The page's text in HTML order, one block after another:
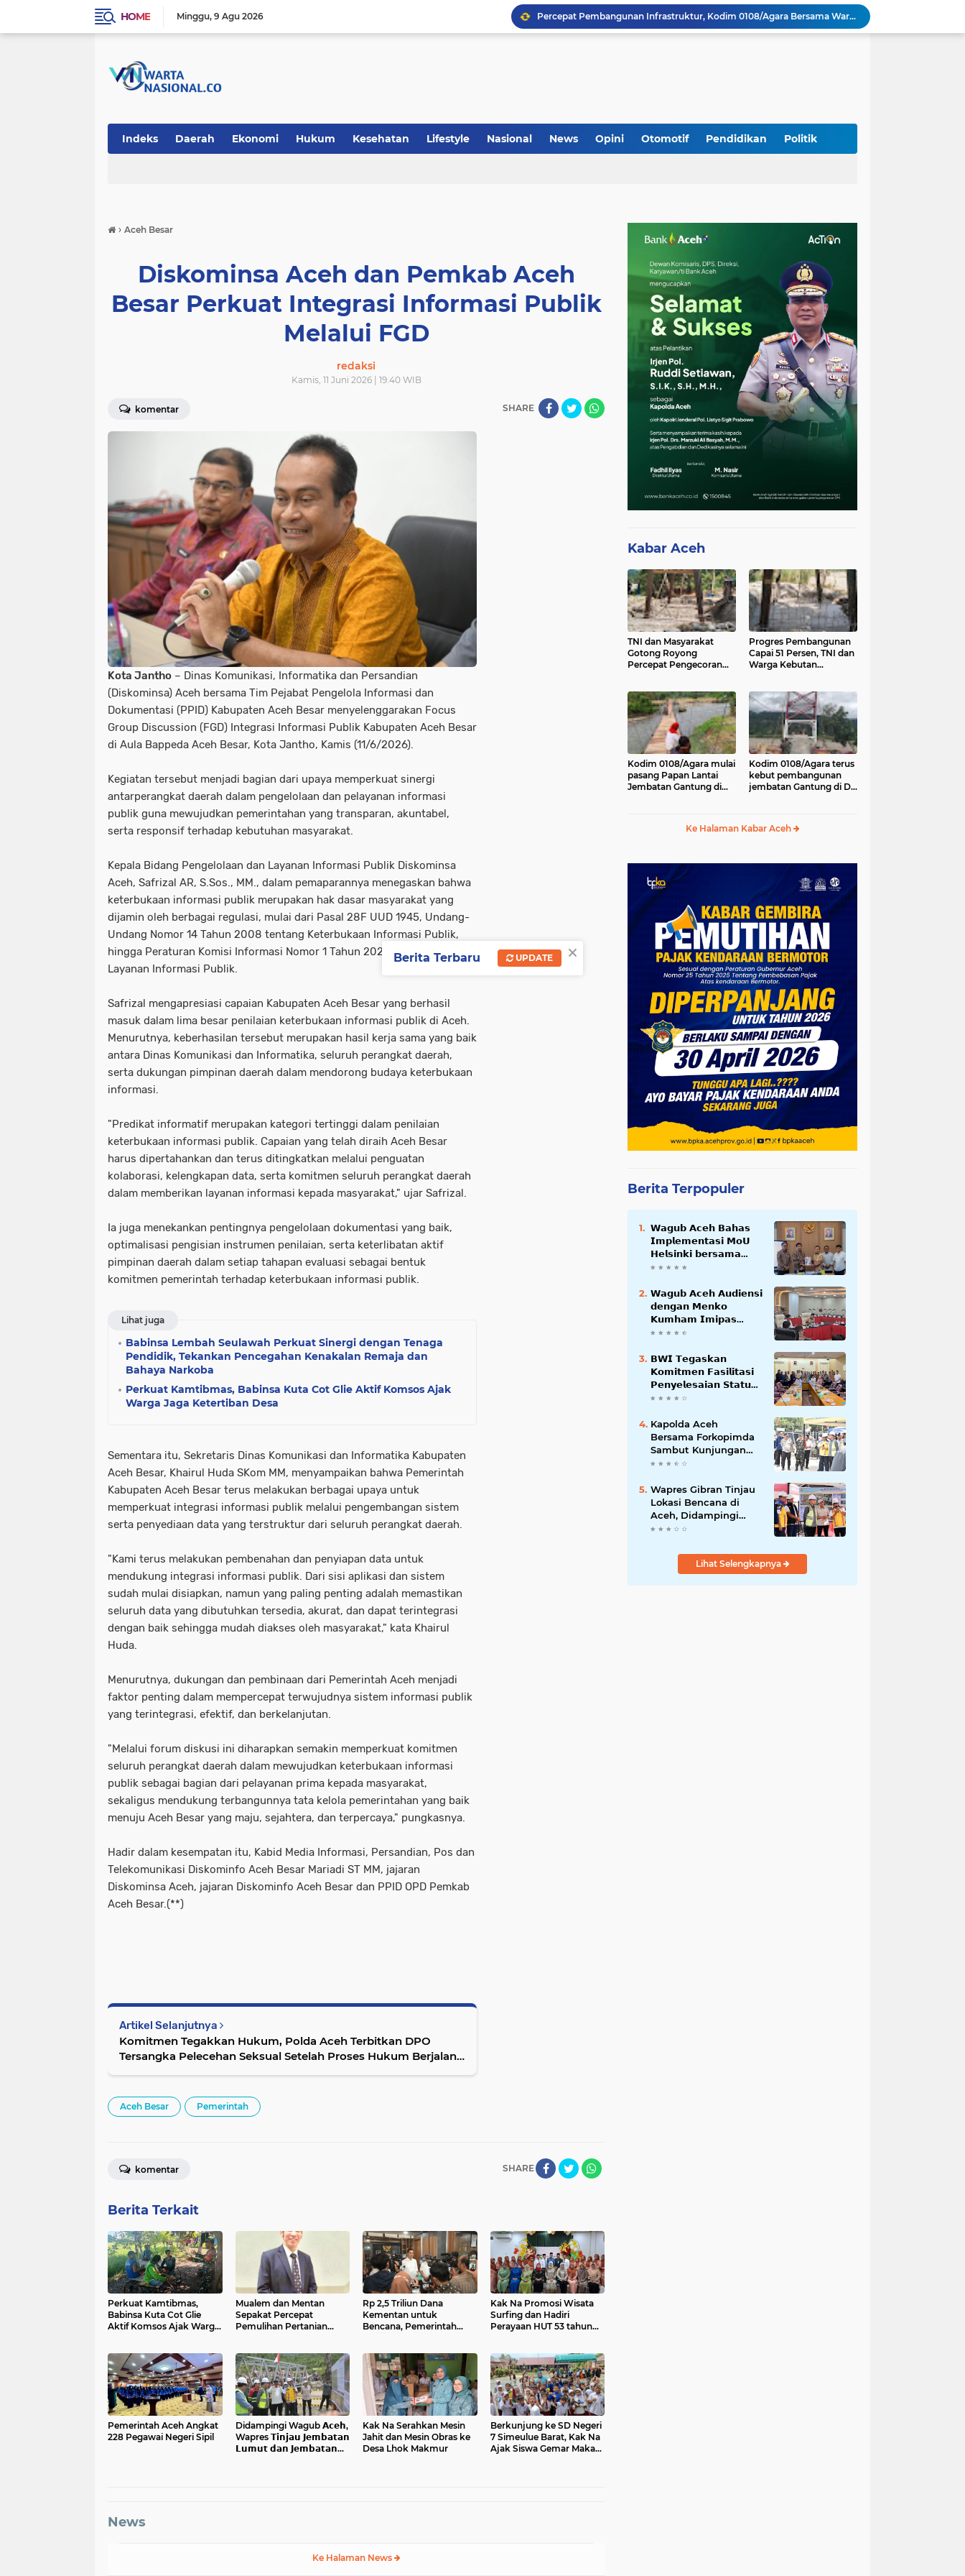
HOME Minggu 9 Agu 2026
Percepat Pembangunan Infrastruktur, Kodim 0108/Agara Bersama Warga Lanjutkan Pengerjaan Jembatan Gantung di Lawe Ger Ger, Aceh Tenggara
TNI dan Masyarakat Gotong Royong Percepat Pengecoran Lantai Jembatan Beton di Desa Bunga Melur Aceh Tenggara
Sambut HUT ke-81 RI, Koramil Lhoong Bersama Warga Gotong Royong Bersihkan Lingkungan
Indeks Daerah Ekonomi Hukum Kesehatan Lifestyle Nasional News Opini Otomotif Pendidikan Politik
› Aceh Besar
Diskominsa Aceh dan Pemkab Aceh
Besar Perkuat Integrasi Informasi Publik
Melalui FGD
redaksi
Kamis, 11 Juni 2026 | 19.40 WIB
komentar SHARE
Kota Jantho – Dinas Komunikasi, Informatika dan Persandian
(Diskominsa) Aceh bersama Tim Pejabat Pengelola Informasi dan
Dokumentasi (PPID) Kabupaten Aceh Besar menyelenggarakan Focus
Group Discussion (FGD) Integrasi Informasi Publik Kabupaten Aceh Besar
di Aula Bappeda Aceh Besar, Kota Jantho, Kamis (11/6/2026).
Kegiatan tersebut menjadi bagian dari upaya memperkuat sinergi
antarperangkat daerah dalam pengelolaan dan pelayanan informasi
publik guna mewujudkan pemerintahan yang transparan, akuntabel,
serta responsif terhadap kebutuhan masyarakat.
Kepala Bidang Pengelolaan dan Layanan Informasi Publik Diskominsa
Aceh, Safrizal AR, S.Sos., MM., dalam pemaparannya menegaskan bahwa
keterbukaan informasi publik merupakan hak dasar masyarakat yang
dijamin oleh berbagai regulasi, mulai dari Pasal 28F UUD 1945, Undang-
Undang Nomor 14 Tahun 2008 tentang Keterbukaan Informasi Publik,
hingga Peraturan Komisi Informasi Nomor 1 Tahun 2021 tentang Standar
Layanan Informasi Publik.
Safrizal mengapresiasi capaian Kabupaten Aceh Besar yang berhasil
masuk dalam lima besar penilaian keterbukaan informasi publik di Aceh.
Menurutnya, keberhasilan tersebut merupakan hasil kerja sama yang baik
antara Dinas Komunikasi dan Informatika, seluruh perangkat daerah,
serta dukungan pimpinan daerah dalam mendorong budaya keterbukaan
informasi.
"Predikat informatif merupakan kategori tertinggi dalam penilaian
keterbukaan informasi publik. Capaian yang telah diraih Aceh Besar
harus dipertahankan dan terus ditingkatkan melalui penguatan
kolaborasi, kelengkapan data, serta komitmen seluruh perangkat daerah
dalam memberikan layanan informasi kepada masyarakat," ujar Safrizal.
Ia juga menekankan pentingnya pengelolaan dokumentasi yang baik,
optimalisasi pengisian instrumen penilaian, serta keterlibatan aktif
pimpinan daerah dalam setiap tahapan evaluasi sebagai bentuk
komitmen pemerintah terhadap keterbukaan informasi publik.
Lihat juga
Babinsa Lembah Seulawah Perkuat Sinergi dengan Tenaga
Pendidik, Tekankan Pencegahan Kenakalan Remaja dan
Bahaya Narkoba
Perkuat Kamtibmas, Babinsa Kuta Cot Glie Aktif Komsos Ajak
Warga Jaga Ketertiban Desa
Sementara itu, Sekretaris Dinas Komunikasi dan Informatika Kabupaten
Aceh Besar, Khairul Huda SKom MM, menyampaikan bahwa Pemerintah
Kabupaten Aceh Besar terus melakukan berbagai upaya untuk
memperkuat integrasi informasi publik melalui pengembangan sistem
serta penyediaan data yang terstruktur dari seluruh perangkat daerah.
"Kami terus melakukan pembenahan dan penyiapan data untuk
mendukung integrasi informasi publik. Dari sisi aplikasi dan sistem
sudah mulai disiapkan, namun yang paling penting adalah memastikan
seluruh data yang dibutuhkan tersedia, akurat, dan dapat terintegrasi
dengan baik sehingga mudah diakses oleh masyarakat," kata Khairul
Huda.
Menurutnya, dukungan dan pembinaan dari Pemerintah Aceh menjadi
faktor penting dalam mempercepat terwujudnya sistem informasi publik
yang terintegrasi, efektif, dan berkelanjutan.
"Melalui forum diskusi ini diharapkan semakin memperkuat komitmen
seluruh perangkat daerah dalam mewujudkan keterbukaan informasi
publik sebagai bagian dari pelayanan prima kepada masyarakat,
sekaligus mendukung terbangunnya tata kelola pemerintahan yang baik
menuju Aceh Besar yang maju, sejahtera, dan terpercaya," pungkasnya.
Hadir dalam kesempatan itu, Kabid Media Informasi, Persandian, Pos dan
Telekomunikasi Diskominfo Aceh Besar Mariadi ST MM, jajaran
Diskominsa Aceh, jajaran Diskominfo Aceh Besar dan PPID OPD Pemkab
Aceh Besar.(**)
Artikel Selanjutnya
Komitmen Tegakkan Hukum, Polda Aceh Terbitkan DPO
Tersangka Pelecehan Seksual Setelah Proses Hukum Berjalan
Aceh Besar Pemerintah
SHARE
komentar
Berita Terkait
Perkuat Kamtibmas,
Babinsa Kuta Cot Glie
Aktif Komsos Ajak Warga
Mualem dan Mentan
Sepakat Percepat
Pemulihan Pertanian
Rp 2,5 Triliun Dana
Kementan untuk
Bencana, Pemerintah
Kak Na Promosi Wisata
Surfing dan Hadiri
Perayaan HUT 53 tahun
Pemerintah Aceh Angkat
228 Pegawai Negeri Sipil
Didampingi Wagub 𝗔𝗰𝗲𝗵,
Wapres 𝗧𝗶𝗻𝗷𝗮𝘂 𝗝𝗲𝗺𝗯𝗮𝘁𝗮𝗻
𝗟𝘂𝗺𝘂𝘁 𝗱𝗮𝗻 𝗝𝗲𝗺𝗯𝗮𝘁𝗮𝗻
Kak Na Serahkan Mesin
Jahit dan Mesin Obras ke
Desa Lhok Makmur
Berkunjung ke SD Negeri
7 Simeulue Barat, Kak Na
Ajak Siswa Gemar Makan
News
Ke Halaman News
Kabar Aceh
TNI dan Masyarakat
Gotong Royong
Percepat Pengecoran
Aceh Tenggara
Progres Pembangunan
Capai 51 Persen, TNI dan
Warga Kebutan
Melur
Kodim 0108/Agara mulai
pasang Papan Lantai
Jembatan Gantung di
Kodim 0108/Agara terus
kebut pembangunan
jembatan Gantung di Ds.
Ke Halaman Kabar Aceh
Berita Terpopuler
𝗪𝗮𝗴𝘂𝗯 𝗔𝗰𝗲𝗵 𝗕𝗮𝗵𝗮𝘀
𝗜𝗺𝗽𝗹𝗲𝗺𝗲𝗻𝘁𝗮𝘀𝗶 𝗠𝗼𝗨
𝗛𝗲𝗹𝘀𝗶𝗻𝗸𝗶 𝗯𝗲𝗿𝘀𝗮𝗺𝗮
𝗦𝗲𝗸𝗿𝗲𝘁𝗮𝗿𝗶𝗮𝘁 𝗡𝗲𝗴𝗮𝗿𝗮
𝗪𝗮𝗴𝘂𝗯 𝗔𝗰𝗲𝗵 𝗔𝘂𝗱𝗶𝗲𝗻𝘀𝗶
𝗱𝗲𝗻𝗴𝗮𝗻 𝗠𝗲𝗻𝗸𝗼
𝗞𝘂𝗺𝗵𝗮𝗺 𝗜𝗺𝗶𝗽𝗮𝘀
𝗧𝗲𝗿𝗸𝗮𝗶𝘁 𝗦𝘁𝗮𝘁𝘂𝘀 𝗪𝗮𝗸𝗮𝗳
𝗕𝗪𝗜 𝗧𝗲𝗴𝗮𝘀𝗸𝗮𝗻
𝗞𝗼𝗺𝗶𝘁𝗺𝗲𝗻 𝗙𝗮𝘀𝗶𝗹𝗶𝘁𝗮𝘀𝗶
𝗣𝗲𝗻𝘆𝗲𝗹𝗲𝘀𝗮𝗶𝗮𝗻 𝗦𝘁𝗮𝘁𝘂𝘀
𝗪𝗮𝗸𝗮𝗳 𝗕𝗹𝗮𝗻𝗴 𝗣𝗮𝗱𝗮𝗻𝗴
Kapolda Aceh
Bersama Forkopimda
Sambut Kunjungan
Kerja Wakil Presiden
Bireuen
Wapres Gibran Tinjau
Lokasi Bencana di
Aceh, Didampingi
Wagub Dek Fadh
Lihat Selengkapnya
×
Berita Terbaru UPDATE